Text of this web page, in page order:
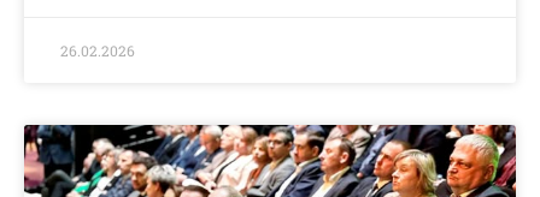
26.02.2026